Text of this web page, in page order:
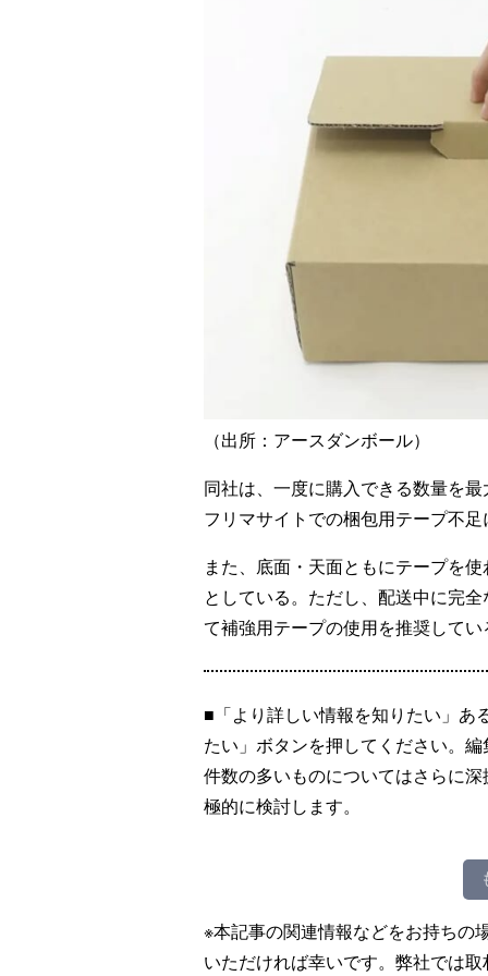
（出所：アースダンボール）
同社は、一度に購入できる数量を
フリマサイトでの梱包用テープ不
また、底面・天面ともにテープを
としている。ただし、配送中に完
て補強用テープの使用を推奨してい
■「より詳しい情報を知りたい」あ
たい」ボタンを押してください。
件数の多いものについてはさらに
極的に検討します。
※本記事の関連情報などをお持ちの
いただければ幸いです。弊社では